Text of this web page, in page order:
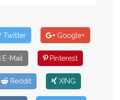
Twitter Google+
E-Mail Pinterest
Reddit XING